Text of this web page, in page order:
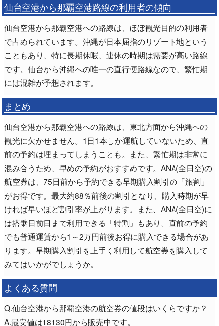
仙台空港から那覇空港路線の利用者の傾向
仙台空港から那覇空港への路線は、ほぼ観光目的の利用者
で占められています。沖縄が日本屈指のリゾート地という
こともあり、特に長期休暇、連休の時期は需要が高い路線
です。仙台から沖縄への唯一の直行便路線なので、繁忙期
には混雑が予想されます。
まとめ
仙台空港から那覇空港への路線は、東北方面から沖縄への
観光に欠かせません。1日1本しか運航していないため、直
前の予約は埋まってしまうことも。また、繁忙期は非常に
混み合うため、早めの予約がおすすめです。ANA(全日空)の
航空券は、75日前から予約できる早期購入割引の「旅割」
がお得です。最大約88％前後の割引となり、購入時期が早
ければ早いほど割引率が上がります。また、ANA(全日空)に
は搭乗日前日まで利用できる「特割」もあり、直前の予約
でも普通運賃から1～2万円前後お得に購入できる場合があ
ります。早期購入割引を上手く利用して航空券を購入して
みてはいかがでしょうか。
よくある質問
Q.仙台空港から那覇空港の航空券の値段はいくらですか？
A.最安値は18130円から販売中です。